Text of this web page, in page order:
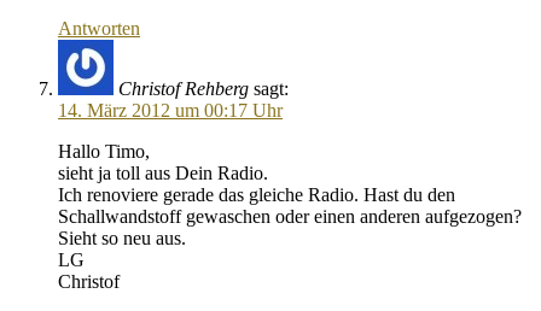
Antworten
Christof Rehberg sagt:
14. März 2012 um 00:17 Uhr
Hallo Timo,
sieht ja toll aus Dein Radio.
Ich renoviere gerade das gleiche Radio. Hast du den
Schallwandstoff gewaschen oder einen anderen aufgezogen?
Sieht so neu aus.
LG
Christof